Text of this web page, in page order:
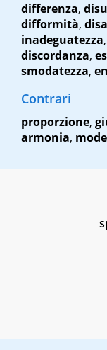
differenza,
difformità,
inadeguatezza,
discordanza,
smodatezza,
Contrari
proporzione,
armonia,